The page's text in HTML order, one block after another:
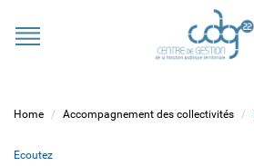
CDG
Home Accompagnement des collectivités
Ecoutez